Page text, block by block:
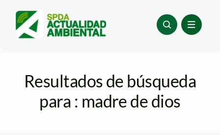
content
Resultados de búsqueda
para : madre de dios